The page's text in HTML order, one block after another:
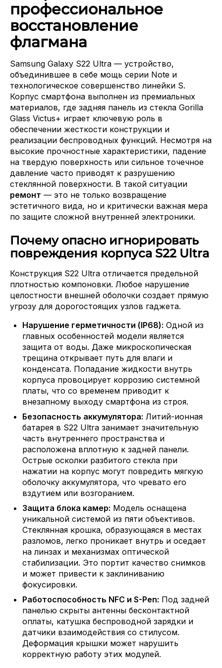
профессиональное
восстановление
флагмана
Samsung Galaxy S22 Ultra — устройство,
объединившее в себе мощь серии Note и
технологическое совершенство линейки S.
Корпус смартфона выполнен из премиальных
материалов, где задняя панель из стекла Gorilla
Glass Victus+ играет ключевую роль в
обеспечении жесткости конструкции и
реализации беспроводных функций. Несмотря на
высокие прочностные характеристики, падение
на твердую поверхность или сильное точечное
давление часто приводят к разрушению
стеклянной поверхности. В такой ситуации
ремонт — это не только возвращение
эстетичного вида, но и критически важная мера
по защите сложной внутренней электроники.
Почему опасно игнорировать
повреждения корпуса S22 Ultra
Конструкция S22 Ultra отличается предельной
плотностью компоновки. Любое нарушение
целостности внешней оболочки создает прямую
угрозу для дорогостоящих узлов гаджета.
Нарушение герметичности (IP68): Одной из
главных особенностей модели является
защита от воды. Даже микроскопическая
трещина открывает путь для влаги и
конденсата. Попадание жидкости внутрь
корпуса провоцирует коррозию системной
платы, что со временем приводит к
внезапному выходу смартфона из строя.
Безопасность аккумулятора: Литий-ионная
батарея в S22 Ultra занимает значительную
часть внутреннего пространства и
расположена вплотную к задней панели.
Острые осколки разбитого стекла при
нажатии на корпус могут повредить мягкую
оболочку аккумулятора, что чревато его
вздутием или возгоранием.
Защита блока камер: Модель оснащена
уникальной системой из пяти объективов.
Стеклянная крошка, образующаяся в местах
разломов, легко проникает внутрь и оседает
на линзах и механизмах оптической
стабилизации. Это портит качество снимков
и может привести к заклиниванию
фокусировки.
Работоспособность NFC и S-Pen: Под задней
панелью скрыты антенны бесконтактной
оплаты, катушка беспроводной зарядки и
датчики взаимодействия со стилусом.
Деформация крышки может нарушить
корректную работу этих модулей.